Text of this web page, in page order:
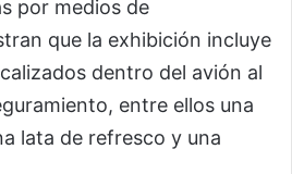
por medios de
que la exhibición incluye
dentro del avión al
entre ellos una
lata de refresco y una